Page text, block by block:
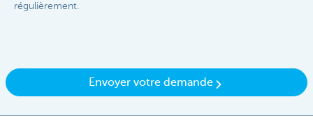
régulièrement.​
Envoyer votre demande